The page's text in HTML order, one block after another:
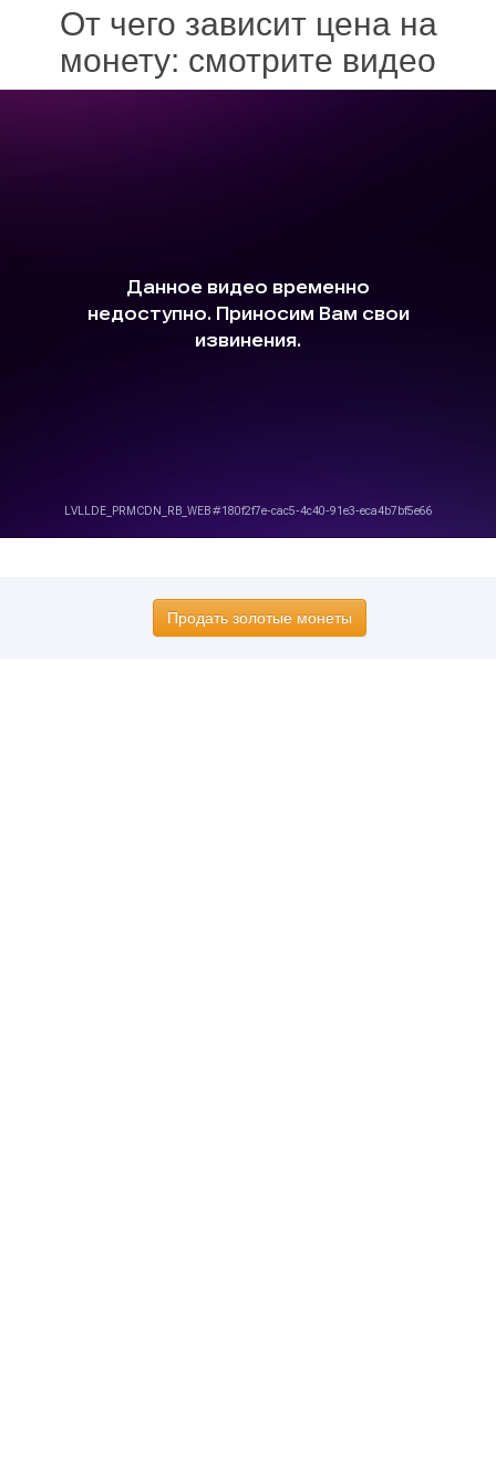
От чего зависит цена на
монету: смотрите видео
Продать золотые монеты